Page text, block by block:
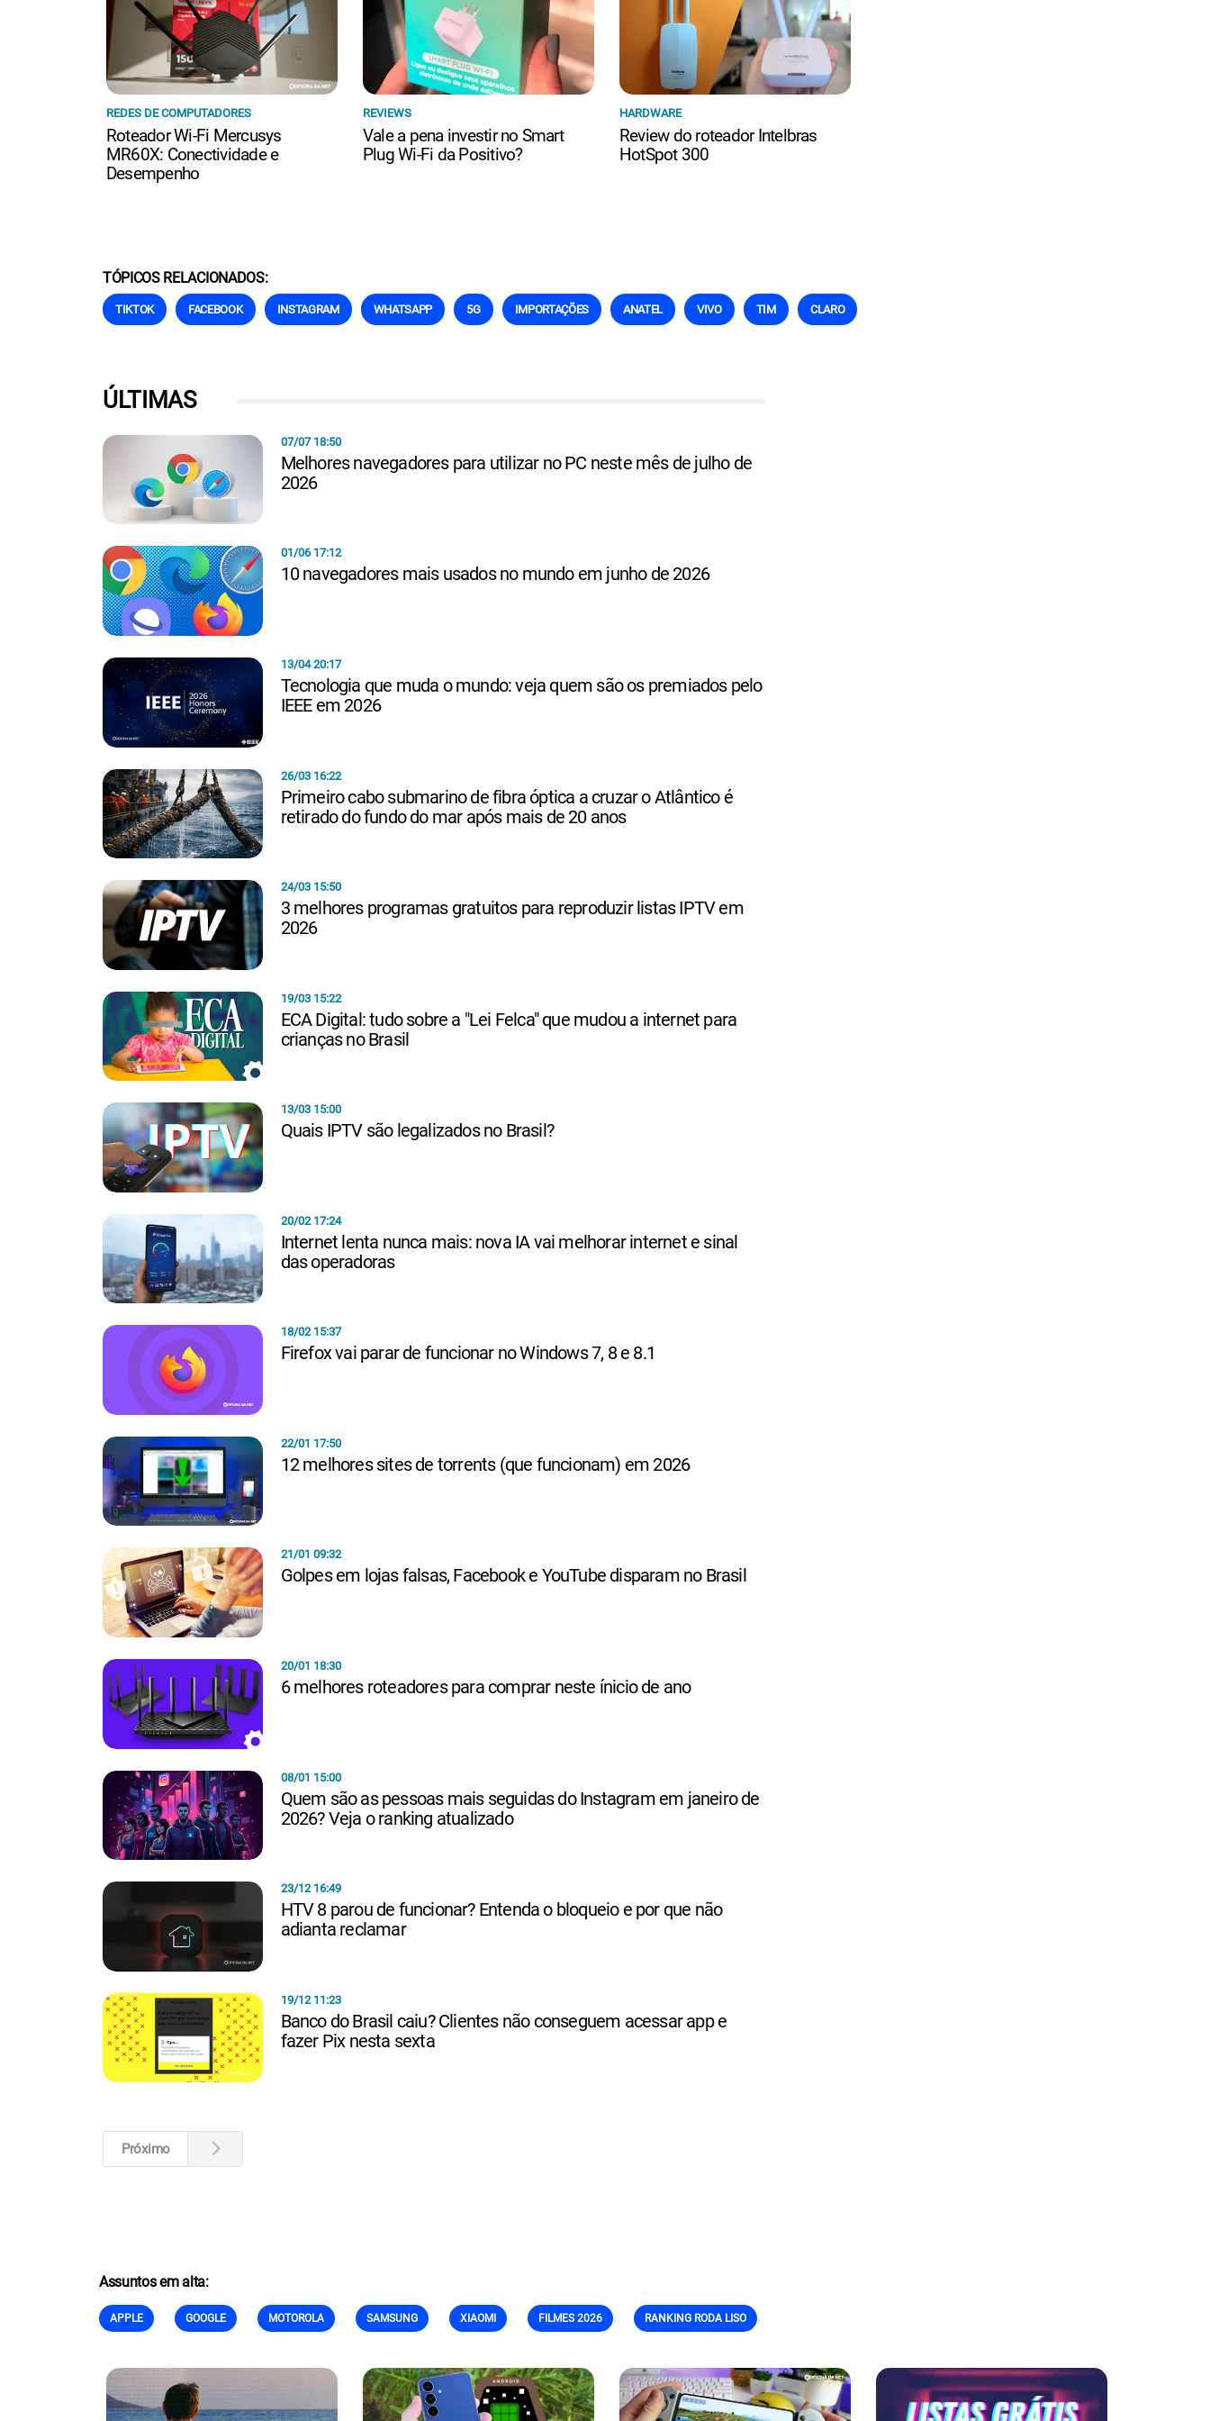
REDES DE COMPUTADORES
Roteador Wi-Fi Mercusys
MR60X: Conectividade e
Desempenho
REVIEWS
Vale a pena investir no Smart
Plug Wi-Fi da Positivo?
HARDWARE
Review do roteador Intelbras
HotSpot 300
TÓPICOS RELACIONADOS:
TIKTOK FACEBOOK INSTAGRAM WHATSAPP 5G IMPORTAÇÕES ANATEL VIVO TIM CLARO
ÚLTIMAS
07/07 18:50
Melhores navegadores para utilizar no PC neste mês de julho de
2026
01/06 17:12
10 navegadores mais usados no mundo em junho de 2026
13/04 20:17
Tecnologia que muda o mundo: veja quem são os premiados pelo
IEEE em 2026
26/03 16:22
Primeiro cabo submarino de fibra óptica a cruzar o Atlântico é
retirado do fundo do mar após mais de 20 anos
24/03 15:50
3 melhores programas gratuitos para reproduzir listas IPTV em
2026
19/03 15:22
ECA Digital: tudo sobre a "Lei Felca" que mudou a internet para
crianças no Brasil
13/03 15:00
Quais IPTV são legalizados no Brasil?
20/02 17:24
Internet lenta nunca mais: nova IA vai melhorar internet e sinal
das operadoras
18/02 15:37
Firefox vai parar de funcionar no Windows 7, 8 e 8.1
22/01 17:50
12 melhores sites de torrents (que funcionam) em 2026
21/01 09:32
Golpes em lojas falsas, Facebook e YouTube disparam no Brasil
20/01 18:30
6 melhores roteadores para comprar neste ínicio de ano
08/01 15:00
Quem são as pessoas mais seguidas do Instagram em janeiro de
2026? Veja o ranking atualizado
23/12 16:49
HTV 8 parou de funcionar? Entenda o bloqueio e por que não
adianta reclamar
19/12 11:23
Banco do Brasil caiu? Clientes não conseguem acessar app e
fazer Pix nesta sexta
Próximo
Assuntos em alta:
APPLE GOOGLE MOTOROLA SAMSUNG XIAOMI FILMES 2026 RANKING RODA LISO